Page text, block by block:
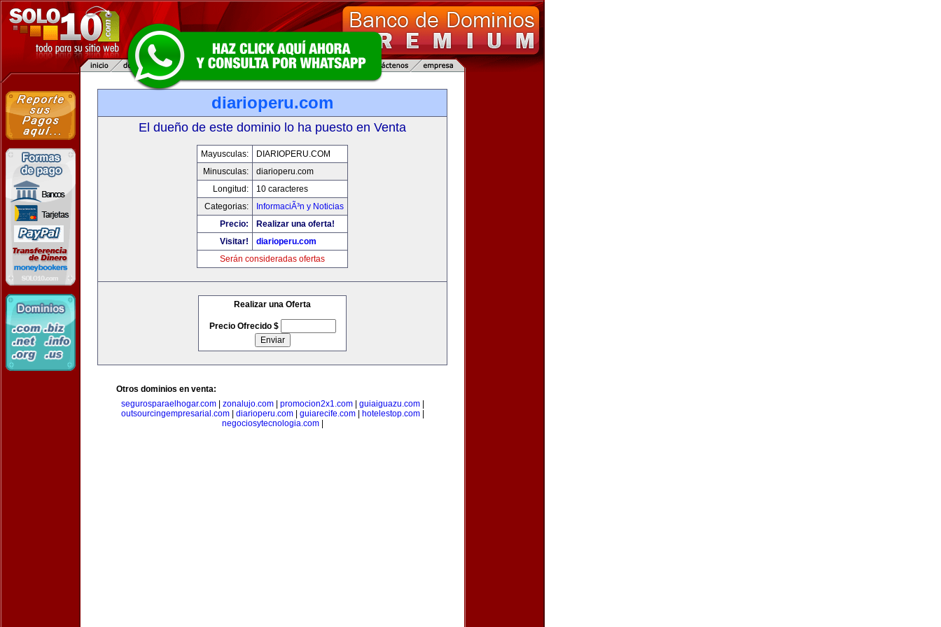
diarioperu.com
El dueño de este dominio lo ha puesto en Venta
Mayusculas:
DIARIOPERU.COM
Minusculas:
diarioperu.com
Longitud:
10 caracteres
Categorias:
InformaciÃ³n y Noticias
Precio:
Realizar una oferta!
Visitar!
diarioperu.com
Serán consideradas ofertas
Realizar una Oferta
Precio Ofrecido $
Otros dominios en venta:
segurosparaelhogar.com| zonalujo.com| promocion2x1.com| guiaiguazu.com|
outsourcingempresarial.com| diarioperu.com| guiarecife.com| hotelestop.com|
negociosytecnologia.com|